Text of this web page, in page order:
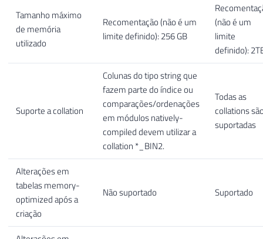
Tamanho máximo
de memória
utilizado
Recomentação (não é um
limite definido): 256 GB
(não é um
limite
definido):
Suporte a collation
Colunas do tipo string que
fazem parte do índice ou
comparações/ordenações
em módulos natively-
compiled devem utilizar a
collation *_BIN2.
Todas as
collations
suportadas
Alterações em
tabelas memory-
optimized após a
criação
Não suportado Suportado